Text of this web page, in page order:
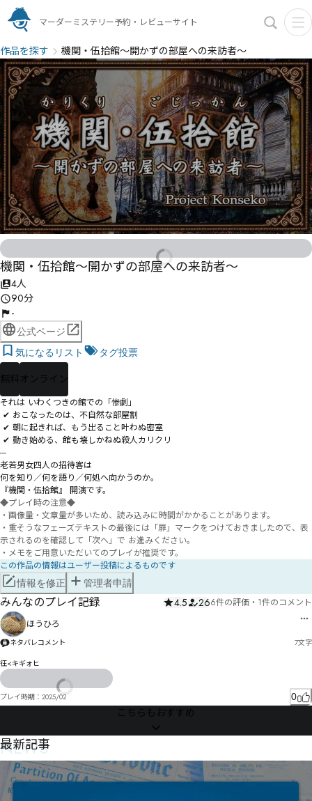
マーダーミステリー予約・レビューサイト
作品を探す 機関・伍拾館〜開かずの部屋への来訪者〜
機関・伍拾館〜開かずの部屋への来訪者〜
4人
90分
-
公式ページ
気になるリスト
タグ投票
無料 オンライン
それは いわくつきの館での「惨劇」
---
老若男女四人の招待客は
何を知り／何を語り／何処へ向かうのか。
『機関・伍拾館』 開演です。
◆プレイ時の注意◆
・画像量・文章量が多いため、読み込みに時間がかかることがあります。
・重そうなフェーズテキストの最後には「扉」マークをつけておきましたので、表
示されるのを確認して「次へ」で お進みください。
・メモをご用意いただいてのプレイが推奨です。
この作品の情報はユーザー投稿によるものです
情報を修正 管理者申請
みんなのプレイ記録 4.5 266件の評価 ・ 1件のコメント
ほうひろ
ネタバレコメント 7文字
彺<キギォヒ
プレイ時期： 2025/02 0
こちらもおすすめ
NEWS
最新記事